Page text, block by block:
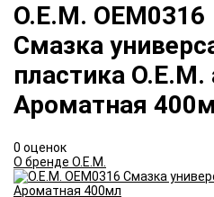
O.E.M. OEM0316
Смазка
пластика O.E.M.
Ароматная
0 оценок
О бренде O.E.M.